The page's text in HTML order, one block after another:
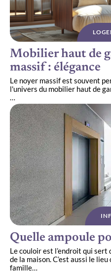
Mobilier haut de
massif : élégance
Le noyer massif est souvent
l'univers du mobilier haut de
…
Quelle ampoule
Le couloir est l’endroit qui
de la maison. C’est aussi le lieu
famille